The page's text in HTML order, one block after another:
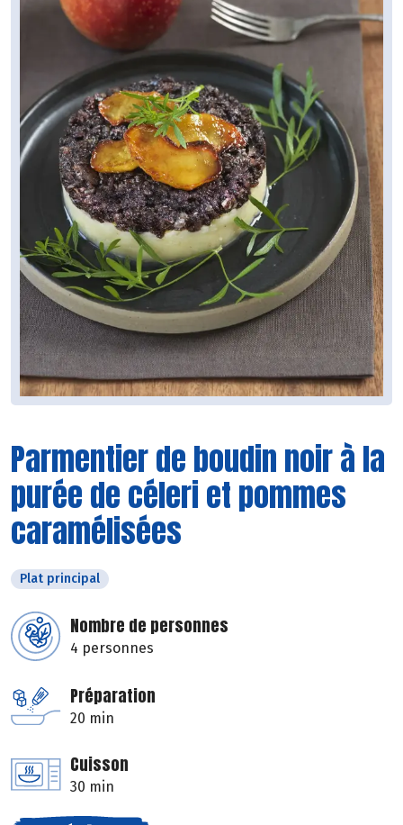
Parmentier de boudin noir à la
purée de céleri et pommes
caramélisées
Plat principal
Nombre de personnes
4 personnes
Préparation
20 min
Cuisson
30 min